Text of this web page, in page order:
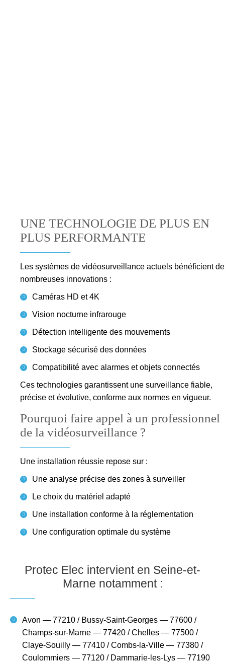
UNE TECHNOLOGIE DE PLUS EN
PLUS PERFORMANTE
Les systèmes de vidéosurveillance actuels bénéficient de
nombreuses innovations :
Caméras HD et 4K
Vision nocturne infrarouge
Détection intelligente des mouvements
Stockage sécurisé des données
Compatibilité avec alarmes et objets connectés
Ces technologies garantissent une surveillance fiable,
précise et évolutive, conforme aux normes en vigueur.
Pourquoi faire appel à un professionnel
de la vidéosurveillance ?
Une installation réussie repose sur :
Une analyse précise des zones à surveiller
Le choix du matériel adapté
Une installation conforme à la réglementation
Une configuration optimale du système
Protec Elec intervient en Seine-et-
Marne notamment :
Avon — 77210 / Bussy-Saint-Georges — 77600 /
Champs-sur-Marne — 77420 / Chelles — 77500 /
Claye-Souilly — 77410 / Combs-la-Ville — 77380 /
Coulommiers — 77120 / Dammarie-les-Lys — 77190